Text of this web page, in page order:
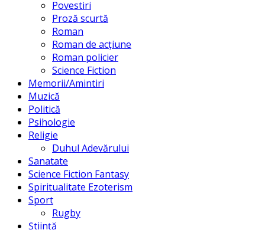
Povestiri
Proză scurtă
Roman
Roman de acțiune
Roman policier
Science Fiction
Memorii/Amintiri
Muzică
Politică
Psihologie
Religie
Duhul Adevărului
Sanatate
Science Fiction Fantasy
Spiritualitate Ezoterism
Sport
Rugby
Știință